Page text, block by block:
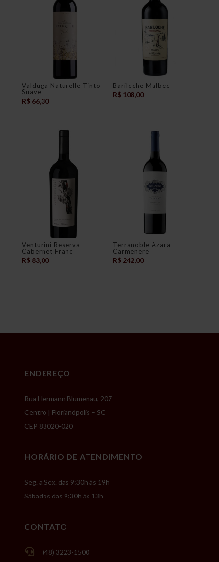
Valduga Naturelle Tinto
Suave
R$66,30
Bariloche Malbec
R$ 108,00
Venturini Reserva
Cabernet Franc
R$83,00
Terranoble Azara
Carmenere
R$ 242,00
ENDEREÇO
Rua Hermann Blumenau, 207
Centro | Florianópolis – SC
CEP 88020-020
HORÁRIO DE ATENDIMENTO
Seg. a Sex. das 9:30h às 19h
Sábados das 9:30h às 13h
CONTATO
 (48) 3223-1500